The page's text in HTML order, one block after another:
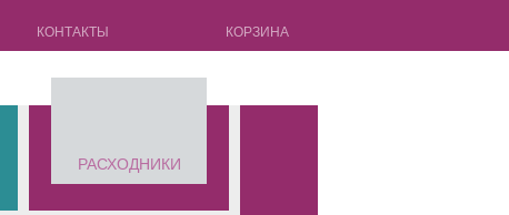
КОНТАКТЫ КОРЗИНА
РАСХОДНИКИ